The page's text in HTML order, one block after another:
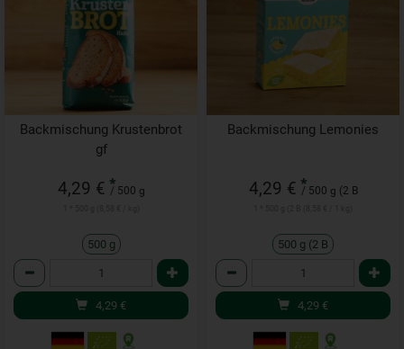
Backmischung Krustenbrot
gf
4,29 € *
/ 500 g
500 g
Anzahl
4,29 €
Backmischung Lemonies
4,29 € *
/ 500 g (2 B
500 g (2 B
Anzahl
4,29 €